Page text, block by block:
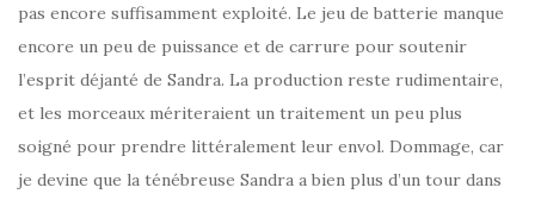
pas encore suffisamment exploité. Le jeu de batterie manque
encore un peu de puissance et de carrure pour soutenir
l’esprit déjanté de Sandra. La production reste rudimentaire,
et les morceaux mériteraient un traitement un peu plus
soigné pour prendre littéralement leur envol. Dommage, car
je devine que la ténébreuse Sandra a bien plus d’un tour dans